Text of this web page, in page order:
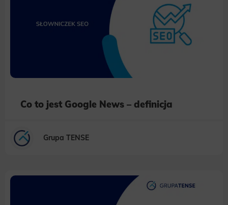
Co to jest Google News – definicja
Grupa TENSE